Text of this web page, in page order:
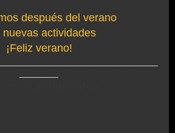
después del verano
nuevas actividades
¡Feliz verano!